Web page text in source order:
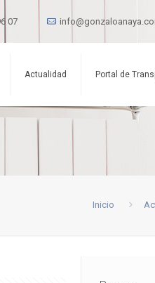
07
Actualidad Portal de
Inicio